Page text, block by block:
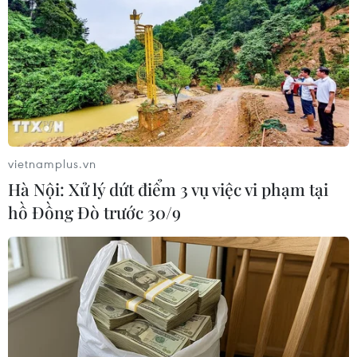
11/03/2015 09:36
Theo đánh giá của ông Takehiko Nakao, Chủ tịch ADB,
Campuchia là một trong những quốc gia có mức tăng
trưởng kinh tế nhanh nhất thế giới.
vietnamplus.vn
Hà Nội: Xử lý dứt điểm 3 vụ việc vi phạm tại
hồ Đồng Đò trước 30/9